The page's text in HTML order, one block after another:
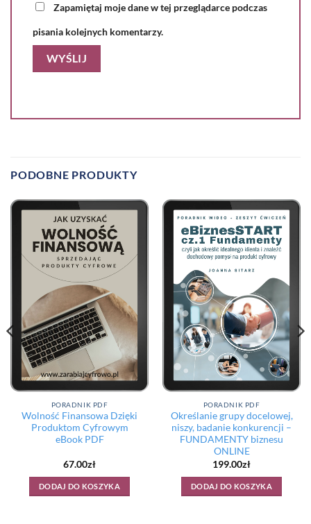
Zapamiętaj moje dane w tej przeglądarce podczas
pisania kolejnych komentarzy.
PODOBNE PRODUKTY
PORADNIK PDF
Wolność Finansowa Dzięki
Produktom Cyfrowym
eBook PDF
67.00zł
DODAJ DO KOSZYKA
PORADNIK PDF
Określanie grupy docelowej,
niszy, badanie konkurencji –
FUNDAMENTY biznesu
ONLINE
199.00zł
DODAJ DO KOSZYKA